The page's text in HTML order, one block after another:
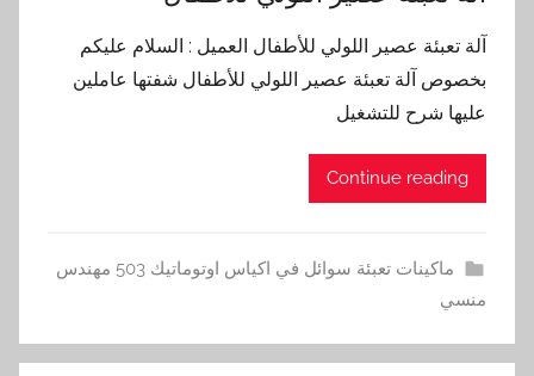
آلة تعبئة عصير اللولي للأطفال العميل : السلام عليكم
بخصوص آلة تعبئة عصير اللولي للأطفال شفتها عاملين
عليها شرح للتشغيل
Continue reading
ماكينات تعبئة سوائل في اكياس اوتوماتيك 503 مهندس
منسي